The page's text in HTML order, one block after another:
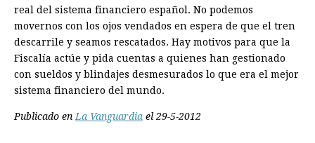
real del sistema financiero español. No podemos
movernos con los ojos vendados en espera de que el tren
descarrile y seamos rescatados. Hay motivos para que la
Fiscalía actúe y pida cuentas a quienes han gestionado
con sueldos y blindajes desmesurados lo que era el mejor
sistema financiero del mundo.
Publicado en La Vanguardia el 29-5-2012